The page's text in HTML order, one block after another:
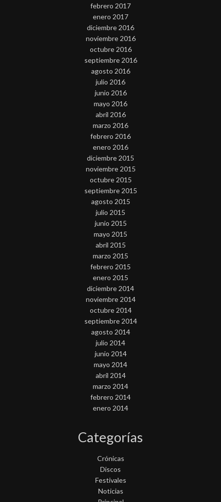
febrero 2017
enero 2017
diciembre 2016
noviembre 2016
octubre 2016
septiembre 2016
agosto 2016
julio 2016
junio 2016
mayo 2016
abril 2016
marzo 2016
febrero 2016
enero 2016
diciembre 2015
noviembre 2015
octubre 2015
septiembre 2015
agosto 2015
julio 2015
junio 2015
mayo 2015
abril 2015
marzo 2015
febrero 2015
enero 2015
diciembre 2014
noviembre 2014
octubre 2014
septiembre 2014
agosto 2014
julio 2014
junio 2014
mayo 2014
abril 2014
marzo 2014
febrero 2014
enero 2014
Categorías
Crónicas
Discos
Festivales
Noticias